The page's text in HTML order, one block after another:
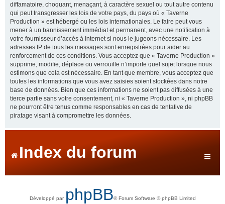
diffamatoire, choquant, menaçant, à caractère sexuel ou tout autre contenu
qui peut transgresser les lois de votre pays, du pays où « Taverne
Production » est hébergé ou les lois internationales. Le faire peut vous
mener à un bannissement immédiat et permanent, avec une notification à
votre fournisseur d’accès à Internet si nous le jugeons nécessaire. Les
adresses IP de tous les messages sont enregistrées pour aider au
renforcement de ces conditions. Vous acceptez que « Taverne Production »
supprime, modifie, déplace ou verrouille n’importe quel sujet lorsque nous
estimons que cela est nécessaire. En tant que membre, vous acceptez que
toutes les informations que vous avez saisies soient stockées dans notre
base de données. Bien que ces informations ne soient pas diffusées à une
tierce partie sans votre consentement, ni « Taverne Production », ni phpBB
ne pourront être tenus comme responsables en cas de tentative de
piratage visant à compromettre les données.
Index du forum
Développé par phpBB® Forum Software © phpBB Limited